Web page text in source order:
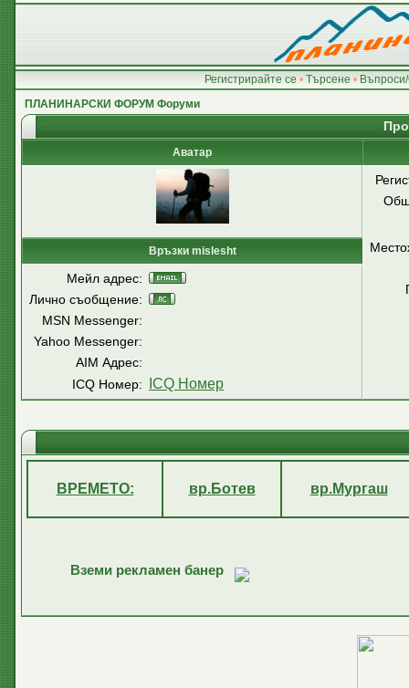
Регистрирайте се • Търсене •
ПЛАНИНАРСКИ ФОРУМ Форуми
Аватар
Връзки mislesht
Мейл адрес:
Лично съобщение:
MSN Messenger:
Yahoo Messenger:
AIM Адрес:
ICQ Номер:
ICQ Номер
ВРЕМЕТО: вр.Ботев вр.Мургаш
Вземи рекламен банер